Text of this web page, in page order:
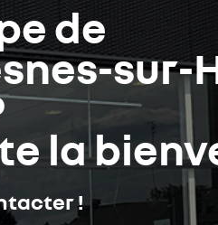
de
sur-
la
!